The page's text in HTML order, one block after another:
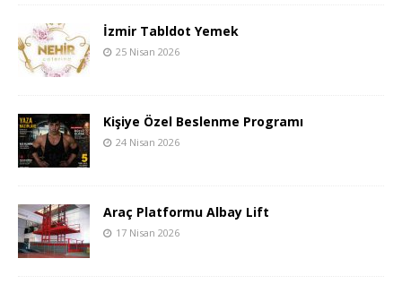
İzmir Tabldot Yemek
25 Nisan 2026
Kişiye Özel Beslenme Programı
24 Nisan 2026
Araç Platformu Albay Lift
17 Nisan 2026